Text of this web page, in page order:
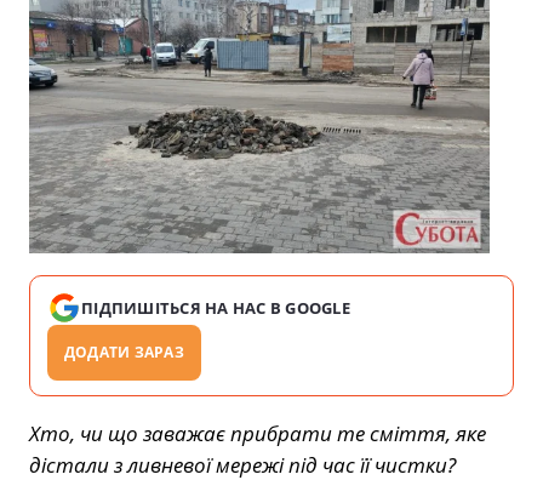
ПІДПИШІТЬСЯ НА НАС В GOOGLE
ДОДАТИ ЗАРАЗ
Хто, чи що заважає прибрати те сміття, яке
дістали з ливневої мережі під час її чистки?